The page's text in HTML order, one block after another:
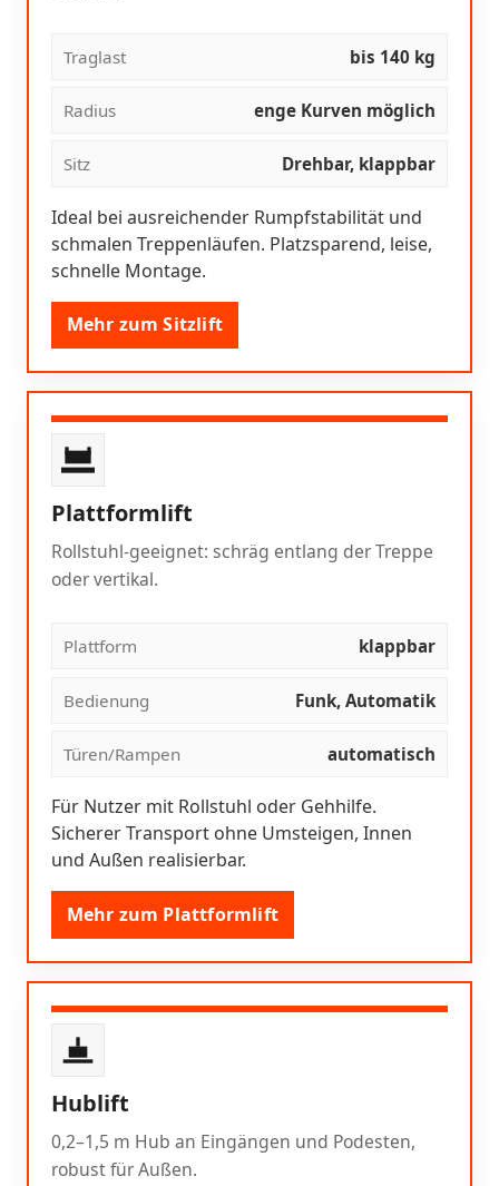
Traglast bis 140 kg
Radius enge Kurven möglich
Sitz Drehbar, klappbar
Ideal bei ausreichender Rumpfstabilität und
schmalen Treppenläufen. Platzsparend, leise,
schnelle Montage.
Mehr zum Sitzlift
Plattformlift
Rollstuhl-geeignet: schräg entlang der Treppe
oder vertikal.
Plattform klappbar
Bedienung Funk, Automatik
Türen/Rampen automatisch
Für Nutzer mit Rollstuhl oder Gehhilfe.
Sicherer Transport ohne Umsteigen, Innen
und Außen realisierbar.
Mehr zum Plattformlift
Hublift
0,2–1,5 m Hub an Eingängen und Podesten,
robust für Außen.